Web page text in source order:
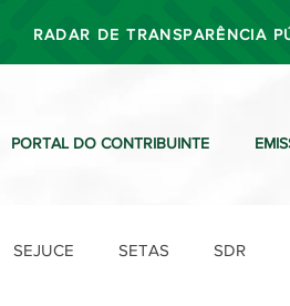
RADAR DE TRANSPARÊNCIA
PORTAL DO CONTRIBUINTE
SEJUCE SETAS SDR